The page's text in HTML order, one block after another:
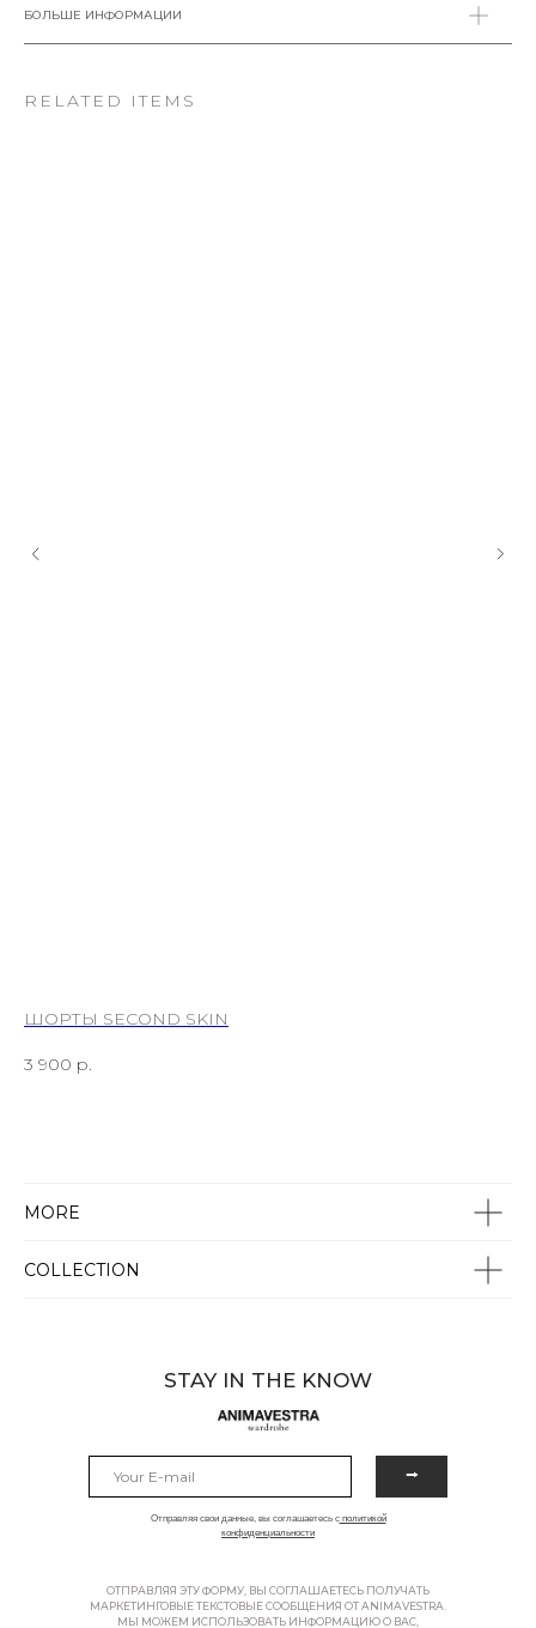
БОЛЬШЕ ИНФОРМАЦИИ
RELATED ITEMS
ШОРТЫ SECOND SKIN
3 900 р.
MORE
COLLECTION
⭢
Отправляя свои данные, вы соглашаетесь сполитикой
конфиденциальности
STAY IN THE KNOW
ОТПРАВЛЯЯ ЭТУ ФОРМУ, ВЫ СОГЛАШАЕТЕСЬ ПОЛУЧАТЬ
МАРКЕТИНГОВЫЕ ТЕКСТОВЫЕ СООБЩЕНИЯ ОТ ANIMAVESTRA.
МЫ МОЖЕМ ИСПОЛЬЗОВАТЬ ИНФОРМАЦИЮ О ВАС,